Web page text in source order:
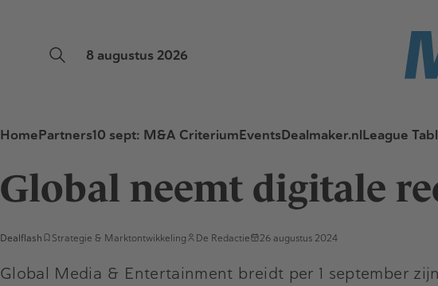
8 augustus 2026
HomePartners10 sept: M&A CriteriumEventsDealmaker.nlLeague
Global neemt digitale
Dealflash Strategie & Marktontwikkeling De Redactie 26 augustus 2024
Global Media & Entertainment breidt per 1 september